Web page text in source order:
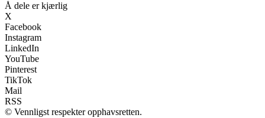
Å dele er kjærlig
X
Facebook
Instagram
LinkedIn
YouTube
Pinterest
TikTok
Mail
RSS
© Vennligst respekter opphavsretten.